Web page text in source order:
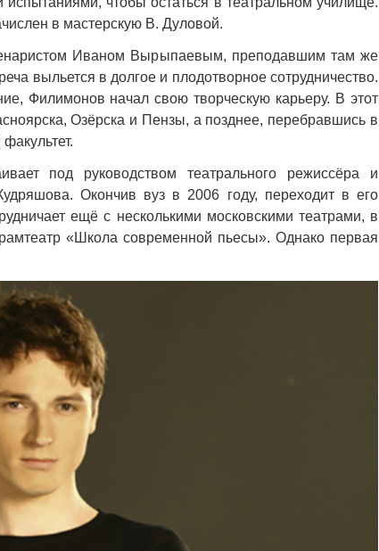
в мастерскую В. Дуловой.
Иваном Вырыпаевым, преподавшим там же
выльется в долгое и плодотворное сотрудничество.
Филимонов начал свою творческую карьеру. В этот
Озёрска и Пензы, а позднее, перебравшись в
под руководством театрального режиссёра и
Окончив вуз в 2006 году, переходит в его
ещё с несколькими московскими театрами, в
«Школа современной пьесы». Однако первая